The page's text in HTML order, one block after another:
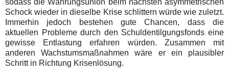
Schock wieder in dieselbe Krise schlittern würde wie zuletzt.
Immerhin jedoch bestehen gute Chancen, dass die
aktuellen Probleme durch den Schuldentilgungsfonds eine
gewisse Entlastung erfahren würden. Zusammen mit
anderen Wachstumsmaßnahmen wäre er ein plausibler
Schritt in Richtung Krisenlösung.